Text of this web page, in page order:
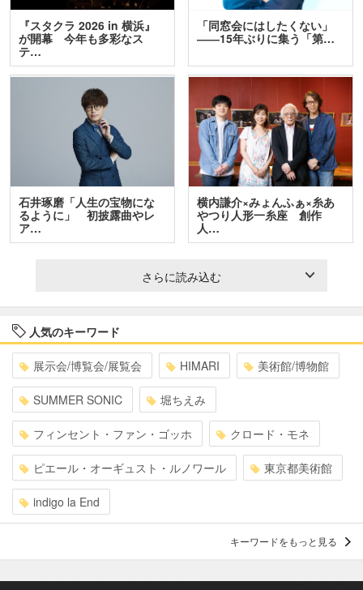
『スタクラ 2026 in 横浜』
が開幕 今年も多彩なス
テ…
「同窓会にはしたくない」
――15年ぶりに集う「第…
石井琢磨「人生の宝物にな
るように」 初披露曲やレ
ア…
横内謙介×みょんふぁ×糸あ
やつり人形一糸座 創作
人…
さらに読み込む
人気のキーワード
展示会/博覧会/展覧会 HIMARI 美術館/博物館
SUMMER SONIC 堀ちえみ
フィンセント・ファン・ゴッホ クロード・モネ
ピエール・オーギュスト・ルノワール 東京都美術館
indigo la End
キーワードをもっと見る